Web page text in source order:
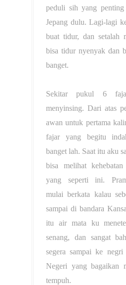
peduli sih yang
Jepang dulu. Lagi-lagi
buat tidur, dan setalah
bisa tidur nyenyak dan
banget.
Sekitar pukul 6
menyinsing. Dari atas
awan untuk pertama
fajar yang begitu
banget lah. Saat itu aku
bisa melihat
yang seperti ini.
mulai berkata kalau
sampai di bandara
itu air mata ku
senang, dan sangat
segera sampai ke negri
Negeri yang bagaikan
tempuh.